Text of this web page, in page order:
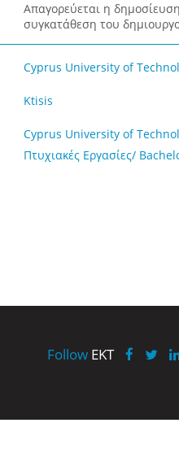
Απαγορεύεται η
συγκατάθεση του
Cyprus University of
Ktisis
Cyprus University of
Πτυχιακές Εργασίες/
Follow EKT